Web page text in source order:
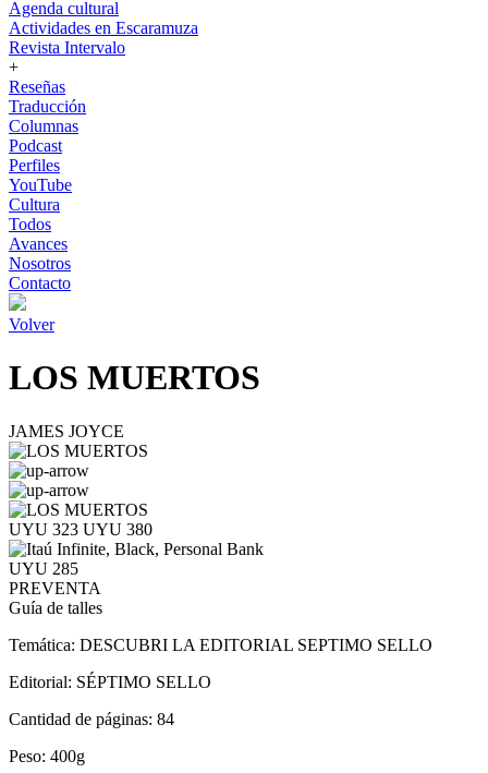
Agenda cultural
Actividades en Escaramuza
Revista Intervalo
+
Reseñas
Traducción
Columnas
Podcast
Perfiles
YouTube
Cultura
Todos
Avances
Nosotros
Contacto
Volver
LOS MUERTOS
JAMES JOYCE
UYU 323 UYU 380
UYU 285
PREVENTA
Guía de talles
Temática: DESCUBRI LA EDITORIAL SEPTIMO SELLO
Editorial: SÉPTIMO SELLO
Cantidad de páginas: 84
Peso: 400g